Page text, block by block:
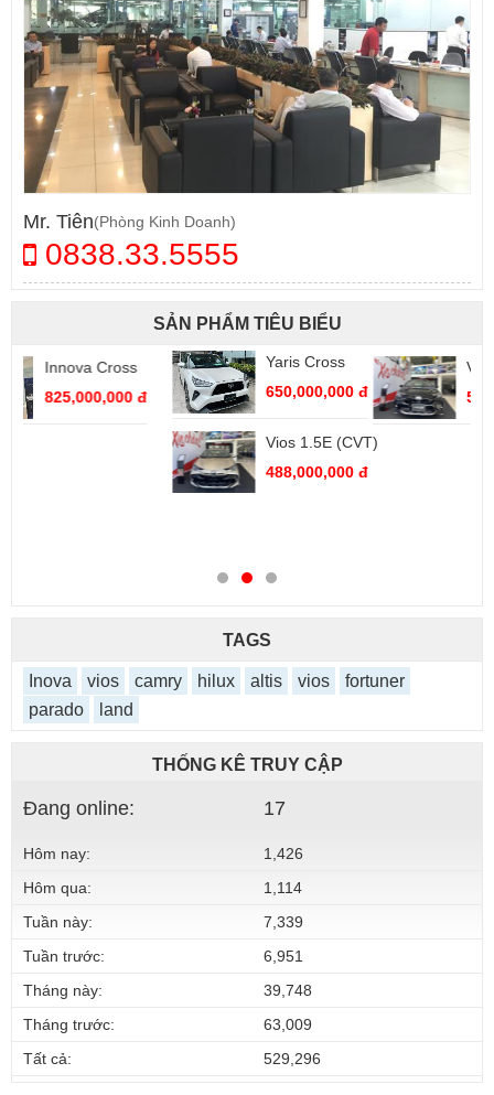
Mr. Tiên(Phòng Kinh Doanh)
0838.33.5555
SẢN PHẨM TIÊU BIỂU
Yaris Cross
650,000,000 đ
Vios 1.5G (CVT)
545,000,000 đ
Vios 1.5E (CVT)
488,000,000 đ
TAGS
Inova vios camry hilux altis vios
fortuner
parado
land
THỐNG KÊ TRUY CẬP
Đang online: 17
Hôm nay:
1,426
Hôm qua:
1,114
Tuần này:
7,339
Tuần trước:
6,951
Tháng này:
39,748
Tháng trước:
63,009
Tất cả:
529,296